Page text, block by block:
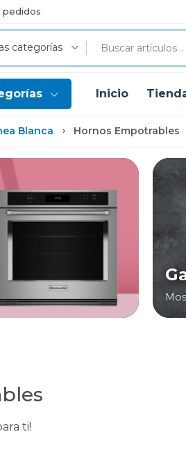
pedidos
categorías
Inicio
Blanca Hornos Empotrables
ti!